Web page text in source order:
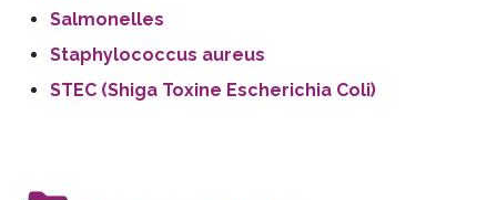
Salmonelles
Staphylococcus aureus
STEC (Shiga Toxine Escherichia Coli)